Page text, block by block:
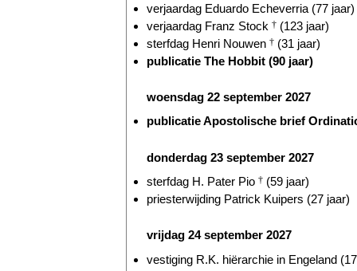
verjaardag Eduardo Echeverria (77 jaar)
verjaardag Franz Stock † (123 jaar)
sterfdag Henri Nouwen † (31 jaar)
publicatie The Hobbit (90 jaar)
woensdag 22 september 2027
publicatie Apostolische brief
donderdag 23 september 2027
sterfdag H. Pater Pio † (59 jaar)
priesterwijding Patrick Kuipers (27 jaar)
vrijdag 24 september 2027
vestiging R.K. hiërarchie in Engeland